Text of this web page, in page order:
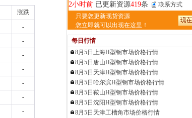
涨跌
-
-
-
-
-
-
-
2小时前已更新资源419条 联系方式
山东中正钢管制造有限公司
现货供应：无缝管|无缝钢管|油气管|非
2小时前已更新资源1995条 联系方式
天津市辰建商贸有限公司
现货供应：不锈方管| 热扩无缝管| 方矩管
3小时前已更新资源1280条
舞钢市盛隆物资有限公司
现货供应：中低温锅炉容器板|中厚板|
板..
5小时前已更新资源21条 联系方式
安阳市润兴商贸有限公司
只要您更新现货资源
您立即就可以出现在这里！
每日行情
8月5日上海H型钢市场价格行情
8月5日唐山H型钢市场价格行情
8月5日天津H型钢市场价格行情
8月5日哈尔滨H型钢市场价格行情
8月5日鞍山H型钢市场价格行情
8月5日沈阳H型钢市场价格行情
8月5日天津工槽角市场价格行情